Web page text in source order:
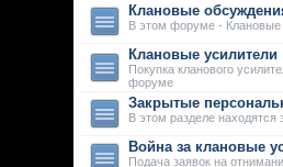
Клановые
В этом форуме - Клановые
Клановые усилители
Покупка кланового
форуме
Закрытые
В этом разделе
Война за клановые
Подача заявок на